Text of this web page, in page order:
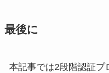
最後に
本記事では2段階認証プ